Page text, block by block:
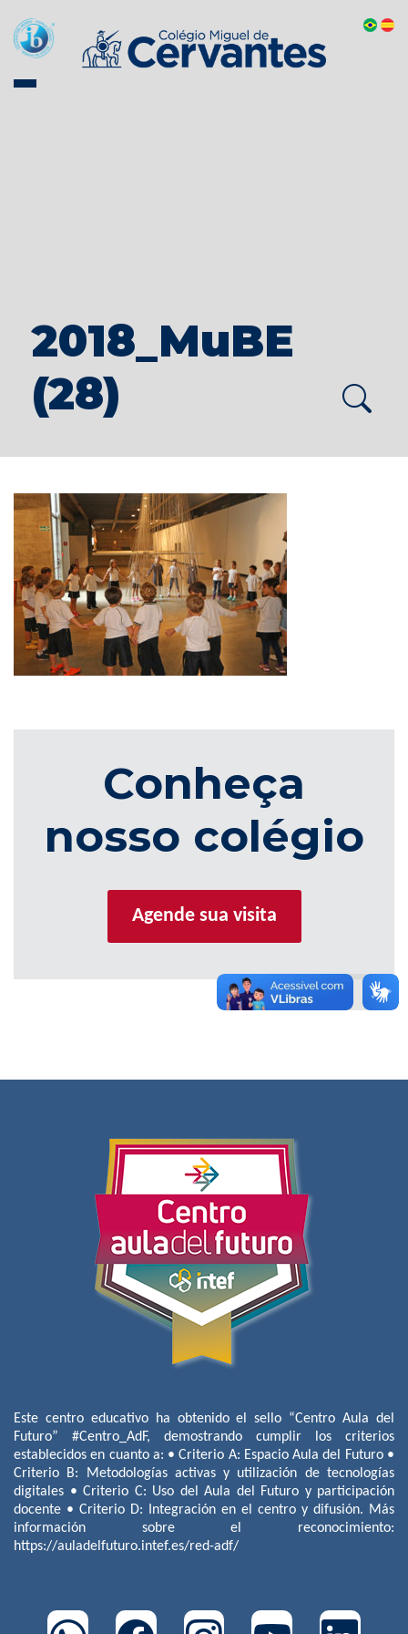
2018_MuBE
(28)
Conheça
nosso colégio
Agende sua visita
Este centro educativo ha obtenido el sello “Centro Aula del
Futuro” #Centro_AdF, demostrando cumplir los criterios
establecidos en cuanto a: • Criterio A: Espacio Aula del Futuro •
Criterio B: Metodologías activas y utilización de tecnologías
digitales • Criterio C: Uso del Aula del Futuro y participación
docente • Criterio D: Integración en el centro y difusión. Más
información sobre el reconocimiento:
https://auladelfuturo.intef.es/red-adf/